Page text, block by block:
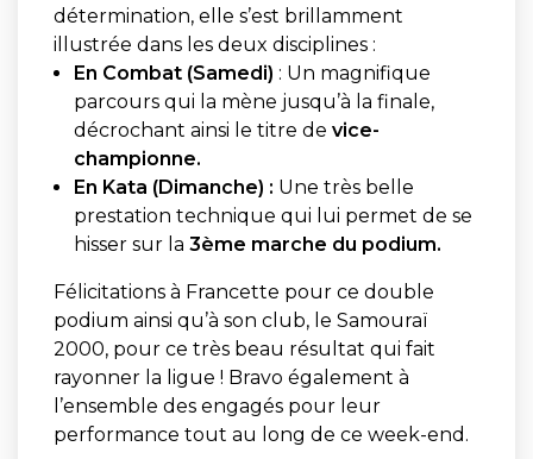
détermination, elle s’est brillamment
illustrée dans les deux disciplines :
En Combat (Samedi) : Un magnifique
parcours qui la mène jusqu’à la finale,
décrochant ainsi le titre de vice-
championne.
En Kata (Dimanche) : Une très belle
prestation technique qui lui permet de se
hisser sur la 3ème marche du podium.
Félicitations à Francette pour ce double
podium ainsi qu’à son club, le Samouraï
2000, pour ce très beau résultat qui fait
rayonner la ligue ! Bravo également à
l’ensemble des engagés pour leur
performance tout au long de ce week-end.